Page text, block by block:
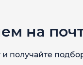
на